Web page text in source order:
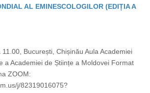
AL EMINESCOLOGILOR (EDIȚIA A
București, Chișinău Aula Academiei
a Academiei de Științe a Moldovei Format
ZOOM:
j/82319016075?